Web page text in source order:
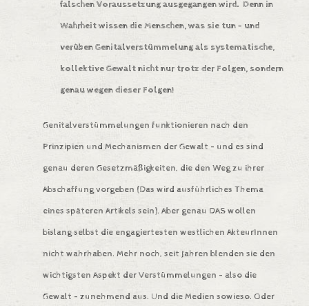
falschen Voraussetzung ausgegangen wird. Denn in
Wahrheit wissen die Menschen, was sie tun – und
verüben Genitalverstümmelung als systematische,
kollektive Gewalt nicht nur trotz der Folgen, sondern
genau wegen dieser Folgen!
Genitalverstümmelungen funktionieren nach den
Prinzipien und Mechanismen der Gewalt – und es sind
genau deren Gesetzmäßigkeiten, die den Weg zu ihrer
Abschaffung vorgeben (Das wird ausführliches Thema
eines späteren Artikels sein). Aber genau DAS wollen
bislang selbst die engagiertesten westlichen AkteurInnen
nicht wahrhaben. Mehr noch, seit Jahren blenden sie den
wichtigsten Aspekt der Verstümmelungen – also die
Gewalt – zunehmend aus. Und die Medien sowieso. Oder